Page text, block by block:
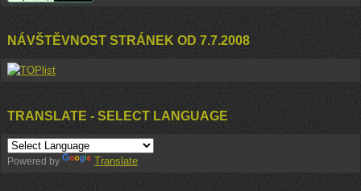
NÁVŠTĚVNOST STRÁNEK OD 7.7.2008
TRANSLATE - SELECT LANGUAGE
Powered by Translate